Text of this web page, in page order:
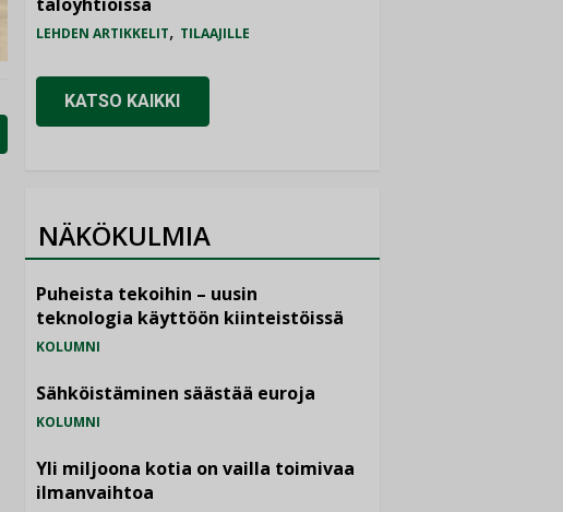
LEHDEN ARTIKKELIT, TILAAJILLE
KATSO KAIKKI
NÄKÖKULMIA
Puheista tekoihin – uusin
teknologia käyttöön kiinteistöissä
KOLUMNI
Sähköistäminen säästää euroja
KOLUMNI
Yli miljoona kotia on vailla toimivaa
ilmanvaihtoa